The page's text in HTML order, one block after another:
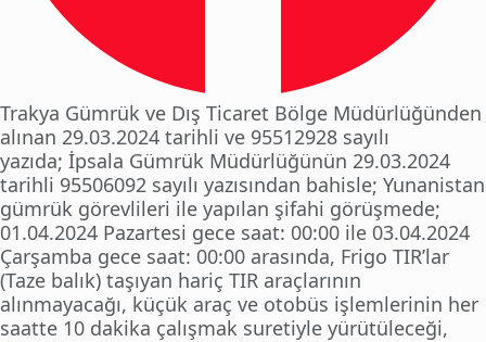
Trakya Gümrük ve Dış Ticaret Bölge Müdürlüğünden
alınan 29.03.2024 tarihli ve 95512928 sayılı
yazıda; İpsala Gümrük Müdürlüğünün 29.03.2024
tarihli 95506092 sayılı yazısından bahisle; Yunanistan
gümrük görevlileri ile yapılan şifahi görüşmede;
01.04.2024 Pazartesi gece saat: 00:00 ile 03.04.2024
Çarşamba gece saat: 00:00 arasında, Frigo TIR’lar
(Taze balık) taşıyan hariç TIR araçlarının
alınmayacağı, küçük araç ve otobüs işlemlerinin her
saatte 10 dakika çalışmak suretiyle yürütüleceği,